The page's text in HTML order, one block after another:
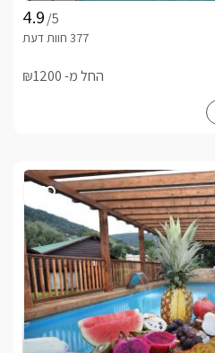
/5
החל מ- ₪1200